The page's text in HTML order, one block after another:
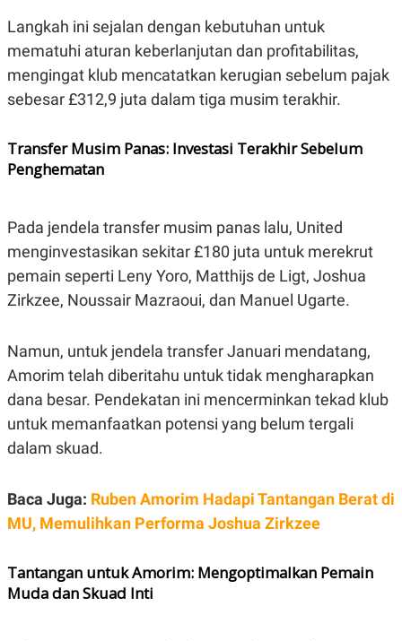
K
E
E
N
T
I
A
N
E
S
A
R
I
P
S
A
D
I
A
G
S
K
O
A
N
T
L
I
U
S
Langkah ini sejalan dengan kebutuhan untuk
mematuhi aturan keberlanjutan dan profitabilitas,
mengingat klub mencatatkan kerugian sebelum pajak
sebesar £312,9 juta dalam tiga musim terakhir.
Transfer Musim Panas: Investasi Terakhir Sebelum
Penghematan
Pada jendela transfer musim panas lalu, United
menginvestasikan sekitar £180 juta untuk merekrut
pemain seperti Leny Yoro, Matthijs de Ligt, Joshua
Zirkzee, Noussair Mazraoui, dan Manuel Ugarte.
Namun, untuk jendela transfer Januari mendatang,
Amorim telah diberitahu untuk tidak mengharapkan
dana besar. Pendekatan ini mencerminkan tekad klub
untuk memanfaatkan potensi yang belum tergali
dalam skuad.
Baca Juga: Ruben Amorim Hadapi Tantangan Berat di
MU, Memulihkan Performa Joshua Zirkzee
Tantangan untuk Amorim: Mengoptimalkan Pemain
Muda dan Skuad Inti